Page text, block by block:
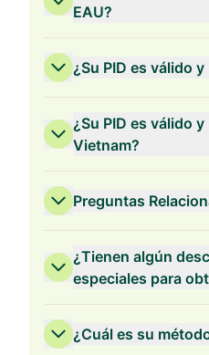
EAU?
¿Su PID es válido
¿Su PID es válido
Vietnam?
Preguntas
Validez de 3
¿Tienen algún
especiales para
¿Cuál es su